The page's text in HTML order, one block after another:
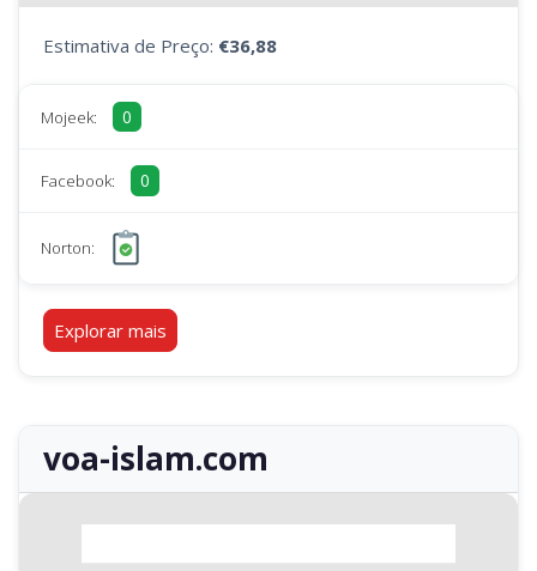
Estimativa de Preço: €36,88
Mojeek: 0
Facebook: 0
Norton:
Explorar mais
voa-islam.com